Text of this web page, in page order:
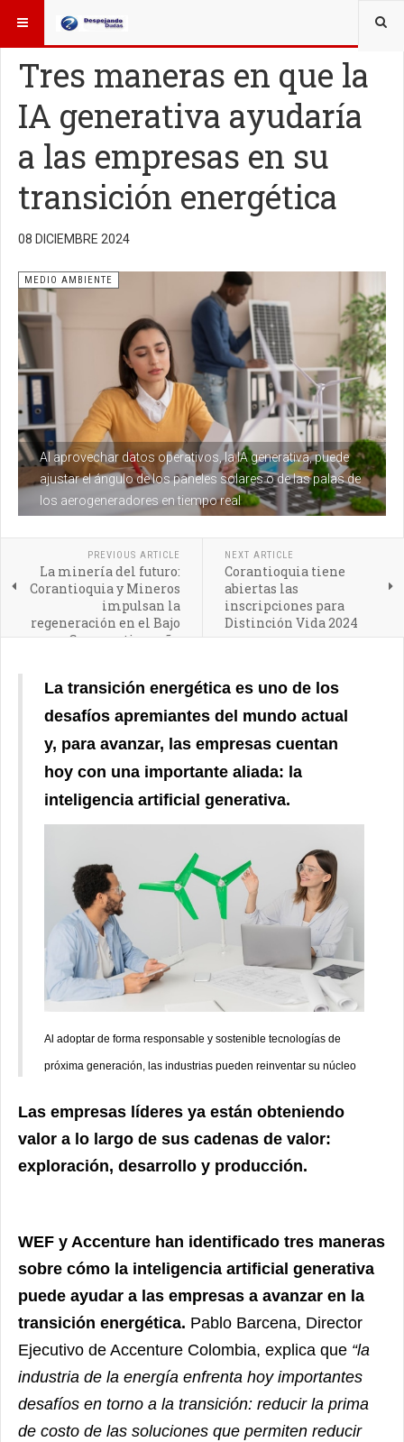
ESTÁ AQUÍ: OTROS TEMAS
Tres maneras en que la
IA generativa ayudaría
a las empresas en su
transición energética
08 DICIEMBRE 2024
Al aprovechar datos operativos, la IA generativa, puede
ajustar el ángulo de los paneles solares o de las palas de
los aerogeneradores en tiempo real
MEDIO AMBIENTE
PREVIOUS ARTICLE
La minería del futuro:
Corantioquia y Mineros
impulsan la
regeneración en el Bajo
Cauca antioqueño
NEXT ARTICLE
Corantioquia tiene
abiertas las
inscripciones para
Distinción Vida 2024
La transición energética es uno de los
desafíos apremiantes del mundo actual
y, para avanzar, las empresas cuentan
hoy con una importante aliada: la
inteligencia artificial generativa.
Al adoptar de forma responsable y sostenible tecnologías de
próxima generación, las industrias pueden reinventar su núcleo
Las empresas líderes ya están obteniendo
valor a lo largo de sus cadenas de valor:
exploración, desarrollo y producción.
WEF y Accenture han identificado tres maneras
sobre cómo la inteligencia artificial generativa
puede ayudar a las empresas a avanzar en la
transición energética. Pablo Barcena, Director
Ejecutivo de Accenture Colombia, explica que “la
industria de la energía enfrenta hoy importantes
desafíos en torno a la transición: reducir la prima
de costo de las soluciones que permiten reducir